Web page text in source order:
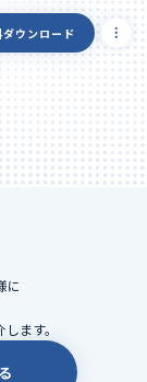
ウンロード
に
ます。